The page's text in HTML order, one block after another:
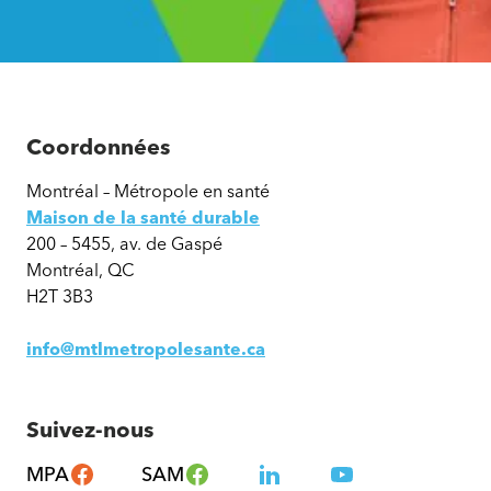
Coordonnées
Montréal – Métropole en santé
Maison de la santé durable
200 – 5455, av. de Gaspé
Montréal, QC
H2T 3B3
info@mtlmetropolesante.ca
Suivez-nous
MPA SAM